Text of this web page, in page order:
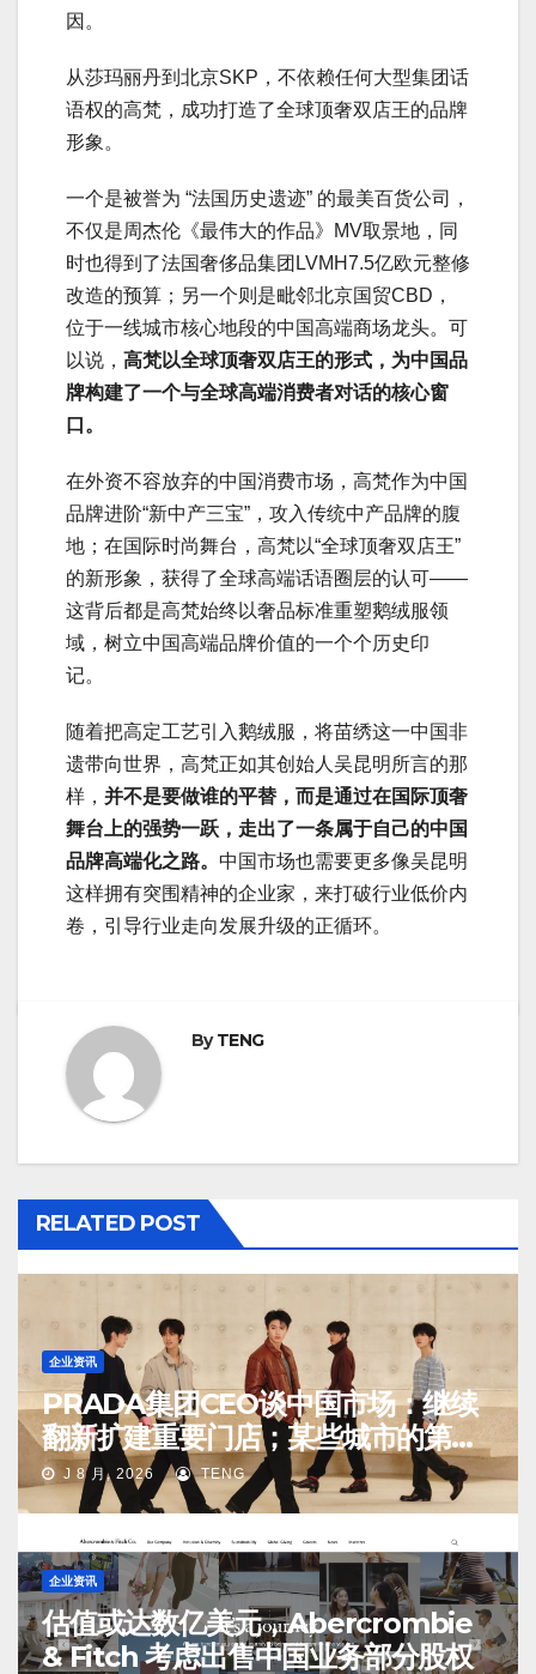
因。
从莎玛丽丹到北京SKP，不依赖任何大型集团话
语权的高梵，成功打造了全球顶奢双店王的品牌
形象。
一个是被誉为 “法国历史遗迹” 的最美百货公司，
不仅是周杰伦《最伟大的作品》MV取景地，同
时也得到了法国奢侈品集团LVMH7.5亿欧元整修
改造的预算；另一个则是毗邻北京国贸CBD，
位于一线城市核心地段的中国高端商场龙头。可
以说， 高梵以全球顶奢双店王的形式，为中国品
牌构建了一个与全球高端消费者对话的核心窗
口。
在外资不容放弃的中国消费市场，高梵作为中国
品牌进阶“新中产三宝”，攻入传统中产品牌的腹
地；在国际时尚舞台，高梵以“全球顶奢双店王”
的新形象，获得了全球高端话语圈层的认可——
这背后都是高梵始终以奢品标准重塑鹅绒服领
域，树立中国高端品牌价值的一个个历史印
记。
随着把高定工艺引入鹅绒服，将苗绣这一中国非
遗带向世界，高梵正如其创始人吴昆明所言的那
样， 并不是要做谁的平替，而是通过在国际顶奢
舞台上的强势一跃，走出了一条属于自己的中国
品牌高端化之路。 中国市场也需要更多像吴昆明
这样拥有突围精神的企业家，来打破行业低价内
卷，引导行业走向发展升级的正循环。
ByTENG
RELATED POST
企业资讯
PRADA集团CEO谈中国市场：继续
翻新扩建重要门店；某些城市的第
二、第三店不再有价值
J 8 月, 2026 TENG
企业资讯
估值或达数亿美元，Abercrombie
& Fitch 考虑出售中国业务部分股权